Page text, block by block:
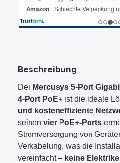
Beschreibung
Der Mercusys 5-Port
4-Port PoE+ ist die ideale
und kosteneffiziente
seinen vier PoE+-Ports
Stromversorgung von
Verkabelung, was die
vereinfacht – keine